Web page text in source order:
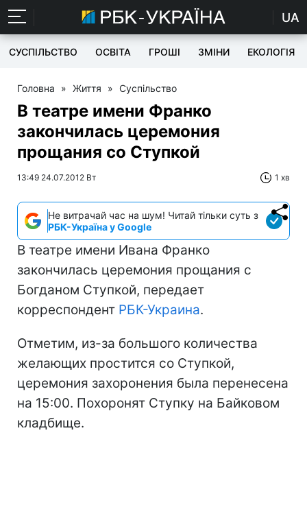
UA
СУСПІЛЬСТВО ОСВІТА ГРОШІ ЗМІНИ ЕКОЛОГІЯ
Головна » Життя » Суспільство
В театре имени Франко
закончилась церемония
прощания со Ступкой
13:49 24.07.2012 Вт 1 хв
Не витрачай час на шум! Читай тільки суть з
РБК-Україна у Google
В театре имени Ивана Франко
закончилась церемония прощания с
Богданом Ступкой, передает
корреспондент РБК-Украина.
Отметим, из-за большого количества
желающих простится со Ступкой,
церемония захоронения была перенесена
на 15:00. Похоронят Ступку на Байковом
кладбище.